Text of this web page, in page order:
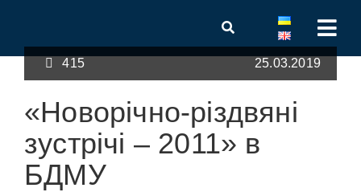
415 25.03.2019
«Новорічно-різдвяні
зустрічі – 2011» в
БДМУ